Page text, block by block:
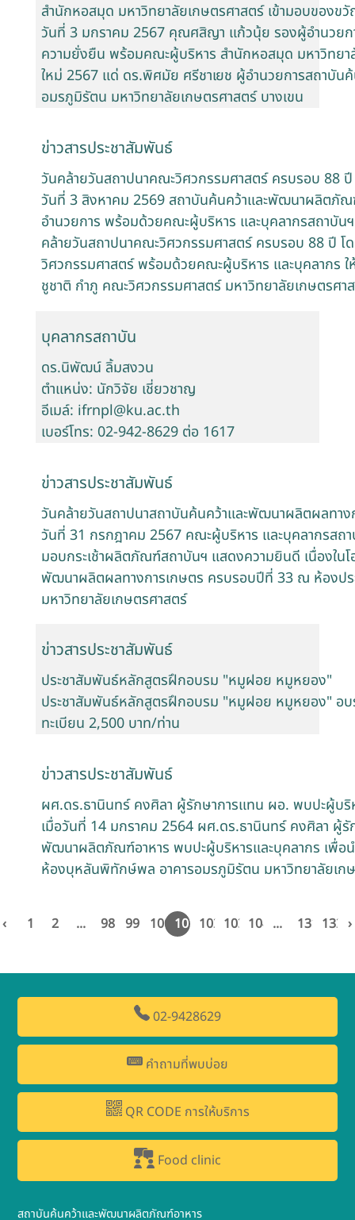
สำนักหอสมุด มหาวิทยาลัยเกษตรศาสตร์ เข้ามอบของข
วันที่ 3 มกราคม 2567 คุณศสิญา แก้วนุ้ย รองผู้อำนวยก
ความยั่งยืน พร้อมคณะผู้บริหาร สำนักหอสมุด มหาวิทย
ใหม่ 2567 แด่ ดร.พิศมัย ศรีชาเยช ผู้อำนวยการสถาบั
อมรภูมิรัตน มหาวิทยาลัยเกษตรศาสตร์ บางเขน
ข่าวสารประชาสัมพันธ์
วันคล้ายวันสถาปนาคณะวิศวกรรมศาสตร์ ครบรอบ 88 ปี
วันที่ 3 สิงหาคม 2569 สถาบันค้นคว้าและพัฒนาผลิตภัณ
อำนวยการ พร้อมด้วยคณะผู้บริหาร และบุคลากรสถาบัน
คล้ายวันสถาปนาคณะวิศวกรรมศาสตร์ ครบรอบ 88 ปี
วิศวกรรมศาสตร์ พร้อมด้วยคณะผู้บริหาร และบุคลากร
ชูชาติ กำภู คณะวิศวกรรมศาสตร์ มหาวิทยาลัยเกษตรศา
บุคลากรสถาบัน
ดร.นิพัฒน์ ลิ้มสงวน
ตำแหน่ง: นักวิจัย เชี่ยวชาญ
อีเมล์: ifrnpl@ku.ac.th
เบอร์โทร: 02-942-8629 ต่อ 1617
ข่าวสารประชาสัมพันธ์
วันคล้ายวันสถาปนาสถาบันค้นคว้าและพัฒนาผลิตผลทา
วันที่ 31 กรกฎาคม 2567 คณะผู้บริหาร และบุคลากรสถ
มอบกระเช้าผลิตภัณฑ์สถาบันฯ แสดงความยินดี เนื่องใน
พัฒนาผลิตผลทางการเกษตร ครบรอบปีที่ 33 ณ ห้องปร
มหาวิทยาลัยเกษตรศาสตร์
ข่าวสารประชาสัมพันธ์
ประชาสัมพันธ์หลักสูตรฝึกอบรม "หมูฝอย หมูหยอง"
ประชาสัมพันธ์หลักสูตรฝึกอบรม "หมูฝอย หมูหยอง" อ
ทะเบียน 2,500 บาท/ท่าน
ข่าวสารประชาสัมพันธ์
ผศ.ดร.ธานินทร์ คงศิลา ผู้รักษาการแทน ผอ. พบปะผู้บริ
เมื่อวันที่ 14 มกราคม 2564 ผศ.ดร.ธานินทร์ คงศิลา ผู้
พัฒนาผลิตภัณฑ์อาหาร พบปะผู้บริหารและบุคลากร เพื่อ
ห้องบุหลันพิทักษ์พล อาคารอมรภูมิรัตน มหาวิทยาลัยเก
‹ 1 2 ... 98 99 100 101 102 103 104 ... 131 132 ›
02-9428629
คำถามที่พบบ่อย
QR CODE การให้บริการ
Food clinic
สถาบันค้นคว้าและพัฒนาผลิตภัณฑ์อาหาร